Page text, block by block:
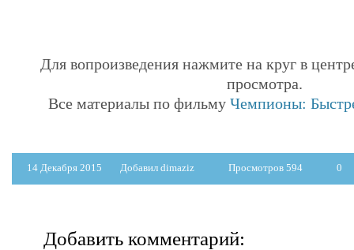
Для вопроизведения нажмите на круг в
просмотра.
Все материалы по фильму Чемпионы:
14 Декабря 2015 Добавил dimaziz Просмотров 594 0
Добавить комментарий: